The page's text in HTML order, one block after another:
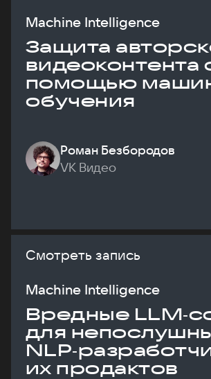
Machine Intelligence
Защита
видеоконтента
помощью
обучения
Роман Безбородов
VK Видео
Смотреть запись
Machine Intelligence
Вредные
для
их продактов